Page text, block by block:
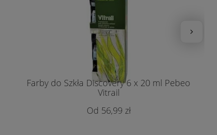
Farby do Szkła Discovery 6 x 20 ml Pebeo
Vitrail
56,99 zł